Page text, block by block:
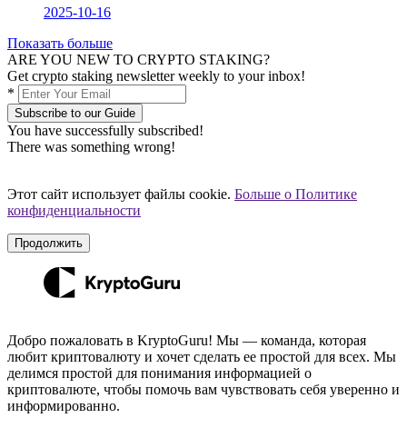
2025-10-16
Показать больше
ARE YOU NEW TO CRYPTO STAKING?
Get crypto staking newsletter weekly to your inbox!
*
Subscribe to our Guide
You have successfully subscribed!
There was something wrong!
Этот сайт использует файлы cookie. Больше о Политике
конфиденциальности
Продолжить
Добро пожаловать в KryptoGuru! Мы — команда, которая
любит криптовалюту и хочет сделать ее простой для всех. Мы
делимся простой для понимания информацией о
криптовалюте, чтобы помочь вам чувствовать себя уверенно и
информированно.